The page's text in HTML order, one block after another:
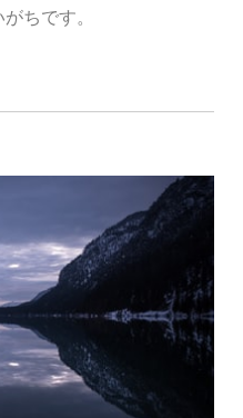
ちです。